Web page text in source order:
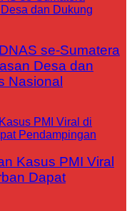
se-Sumatera
Desa dan
Nasional
Kasus PMI Viral
Dapat